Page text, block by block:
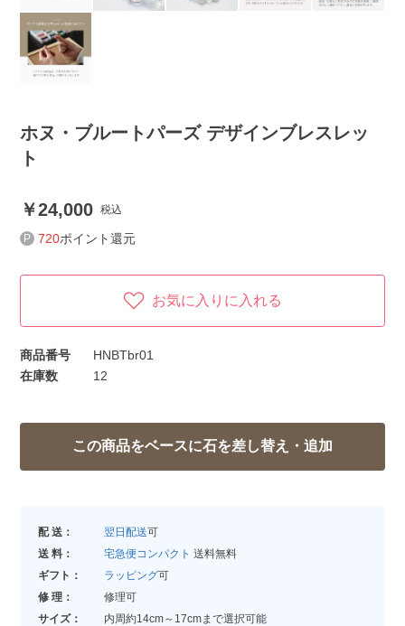
ホヌ・ブルートパーズ デザインブレスレッ
ト
24,000 税込
720ポイント還元
お気に入りに入れる
商品番号
HNBTbr01
在庫数
12
配 送： 翌日配送可
送 料：
宅急便コンパクト 送料無料
ギフト：
ラッピング可
修 理：
修理可
サイズ：
内周約14cm～17cmまで選択可能